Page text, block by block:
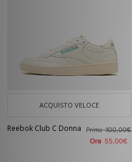
ACQUISTO VELOCE
Reebok Club C Donna Prima100,00€
Ora 55,00€